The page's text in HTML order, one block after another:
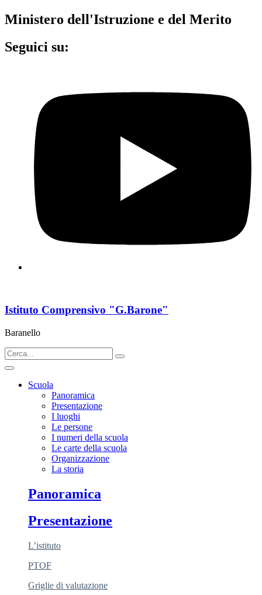
Ministero dell'Istruzione e del Merito
Seguici su:
Istituto Comprensivo "G.Barone"
Baranello
Scuola
Panoramica
Presentazione
I luoghi
Le persone
I numeri della scuola
Le carte della scuola
Organizzazione
La storia
Panoramica
Presentazione
L’istituto
PTOF
Griglie di valutazione